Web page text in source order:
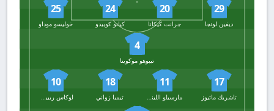
29
ديفين لونجا
20
جرانت كيكانا
24
كيانو كوبيدو
25
خوليسو موداو
4
تيبوهو موكوينا
17
تاشريك ماثيوز
11
مارسيلو الليندي
18
ثيمبا زواني
10
لوكاس ريبيرو كوستا